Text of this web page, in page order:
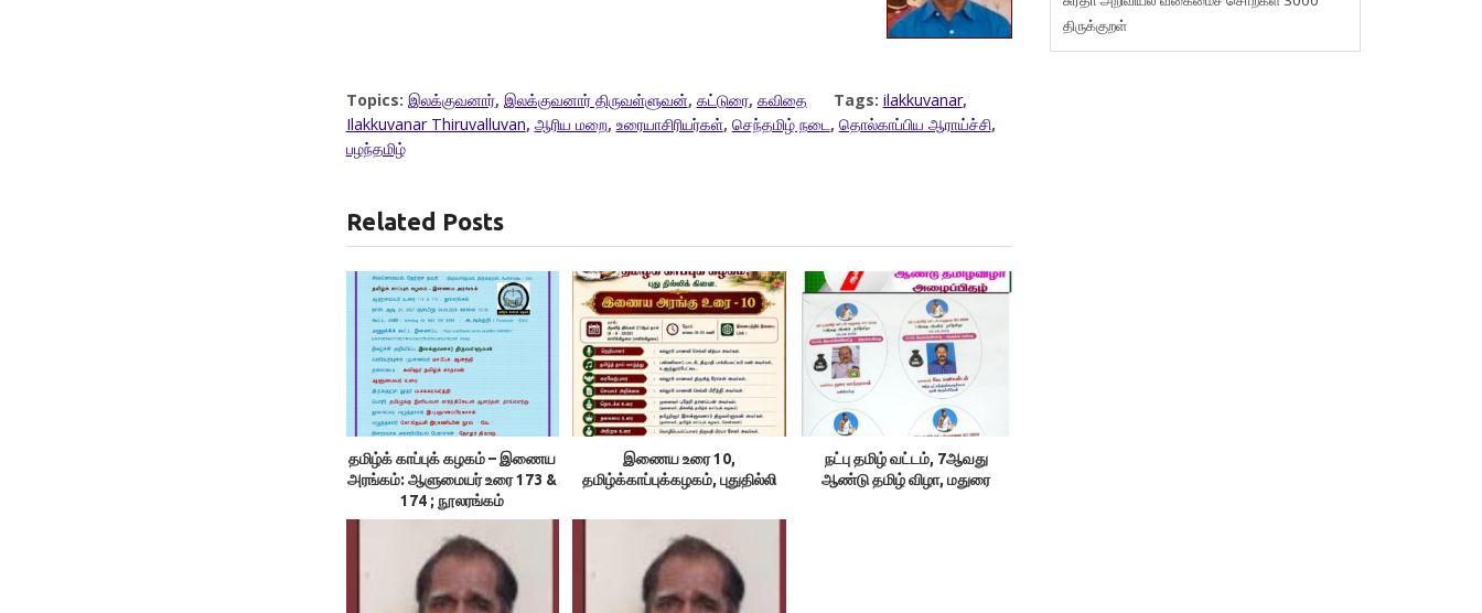
Topics: இலக்குவனார், இலக்குவனார் திருவள்ளுவன், கட்டுரை, கவிதை Tags: ilakkuvanar,
Ilakkuvanar Thiruvalluvan, ஆரிய மறை, உரையாசிரியர்கள், செந்தமிழ் நடை, தொல்காப்பிய ஆராய்ச்சி,
பழந்தமிழ்
Related Posts
தமிழ்க் காப்புக் கழகம் – இணைய
அரங்கம்: ஆளுமையர் உரை 173 &
174 ; நூலரங்கம்
இணைய உரை 10,
தமிழ்க்காப்புக்கழகம், புதுதில்லி
நட்பு தமிழ் வட்டம், 7ஆவது
ஆண்டு தமிழ் விழா, மதுரை
திருக்குறள்